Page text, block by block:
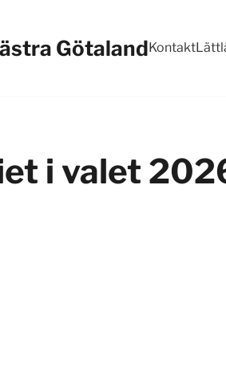
GötalandKontakt
i valet